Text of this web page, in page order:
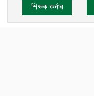
শিক্ষক কর্নার